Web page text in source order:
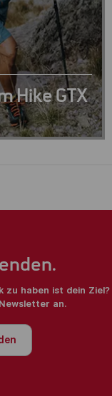
Hike GTX
zu haben ist dein Ziel?
an.